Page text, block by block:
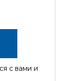
с вами и